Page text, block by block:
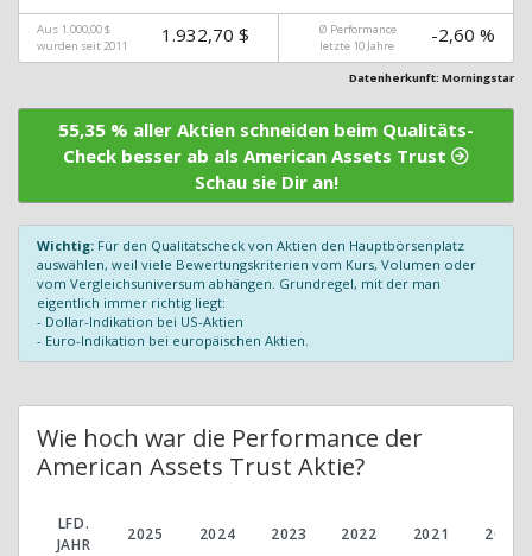
Aus 1.000,00 $
wurden seit 2011
1.932,70 $
Ø Performance
letzte 10 Jahre
-2,60 %
Datenherkunft: Morningstar
55,35 % aller Aktien schneiden beim Qualitäts-
Check besser ab als American Assets Trust
Schau sie Dir an!
Wichtig: Für den Qualitätscheck von Aktien den Hauptbörsenplatz
auswählen, weil viele Bewertungskriterien vom Kurs, Volumen oder
vom Vergleichsuniversum abhängen. Grundregel, mit der man
eigentlich immer richtig liegt:
- Dollar-Indikation bei US-Aktien
- Euro-Indikation bei europäischen Aktien.
Wie hoch war die Performance der
American Assets Trust Aktie?
LFD.
JAHR
2025 2024 2023 2022 2021
2020